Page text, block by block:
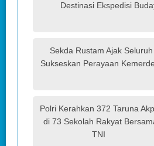
Destinasi Ekspedisi
Sekda Rustam Ajak
Sukseskan Perayaan
Polri Kerahkan 372 Taruna
di 73 Sekolah Rakyat
TNI